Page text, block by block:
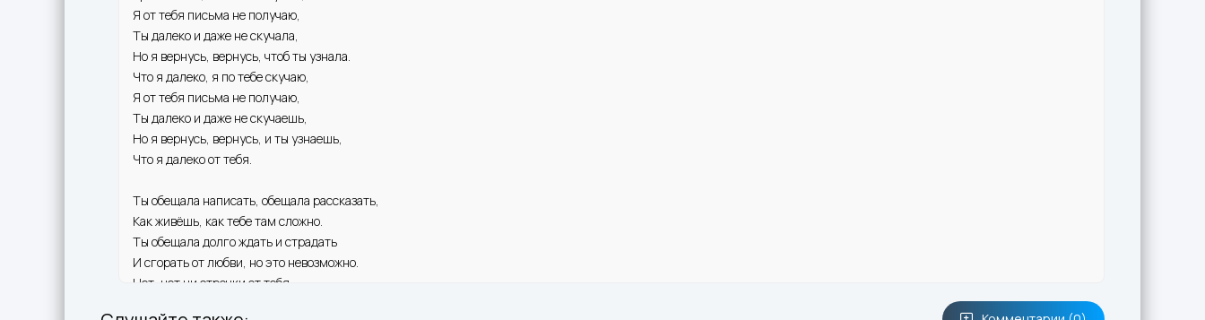
Я от тебя письма не получаю,
Ты далеко и даже не скучала,
Но я вернусь, вернусь, чтоб ты узнала.
Что я далеко, я по тебе скучаю,
Я от тебя письма не получаю,
Ты далеко и даже не скучаешь,
Но я вернусь, вернусь, и ты узнаешь,
Что я далеко от тебя.
Ты обещала написать, обещала рассказать,
Как живёшь, как тебе там сложно.
Ты обещала долго ждать и страдать
И сгорать от любви, но это невозможно.
Нет, нет ни строчки от тебя,